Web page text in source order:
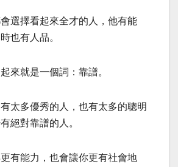
選擇看起來全才的人，他有能
也有人品。
來就是一個詞：靠譜。
太多優秀的人，也有太多的聰明
絕對靠譜的人。
有能力，也會讓你更有社會地